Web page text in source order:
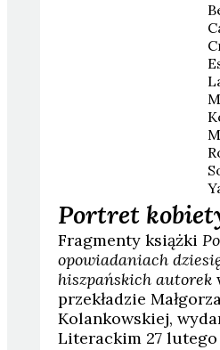
Portret
Fragmenty książki
opowiadaniach
hiszpańskich autorek
przekładzie
Kolankowskiej,
Literackim 27 lutego